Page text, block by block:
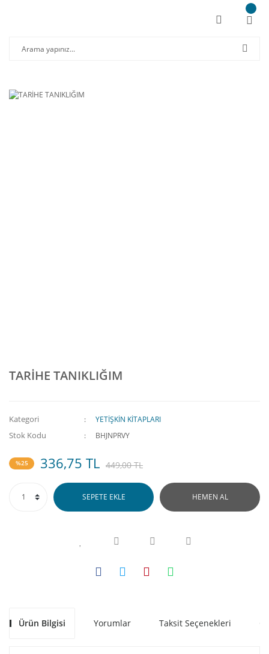
TARİHE TANIKLIĞIM
Kategori YETİŞKİN KİTAPLARI
Stok Kodu BHJNPRVY
%25 336,75 TL 449,00 TL
SEPETE EKLE HEMEN AL
Ürün Bilgisi Yorumlar Taksit Seçenekleri